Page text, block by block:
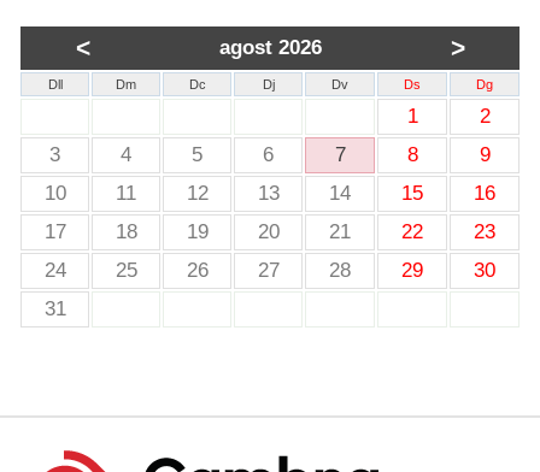
< agost 2026 >
Dll Dm Dc Dj Dv Ds Dg
1
2
3
4 5 6 7 8
9
10
11 12 13 14 15
16
17
18 19 20 21 22
23
24
25 26 27 28 29
30
31